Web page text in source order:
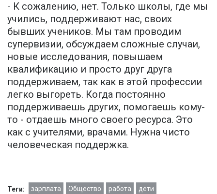
- К сожалению, нет. Только школы, где мы
учились, поддерживают нас, своих
бывших учеников. Мы там проводим
супервизии, обсуждаем сложные случаи,
новые исследования, повышаем
квалификацию и просто друг друга
поддерживаем, так как в этой профессии
легко выгореть. Когда постоянно
поддерживаешь других, помогаешь кому-
то - отдаешь много своего ресурса. Это
как с учителями, врачами. Нужна чисто
человеческая поддержка.
Теги: зарплата Общество работа дети